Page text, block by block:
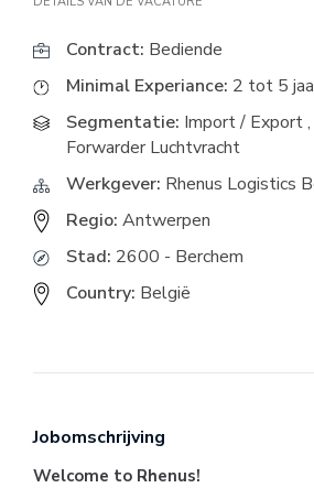
Contract: Bediende
Minimal Experiance: 2 tot 5
Segmentatie: Import / Export,
Forwarder Luchtvracht
Werkgever: Rhenus Logistics
Regio: Antwerpen
Stad: 2600 - Berchem
Country: België
Jobomschrijving
Welcome to Rhenus!